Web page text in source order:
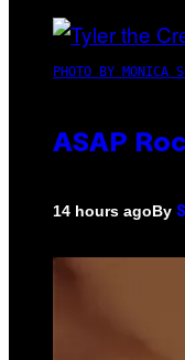
PHOTO BY MONICA
ASAP
14 hours agoBy